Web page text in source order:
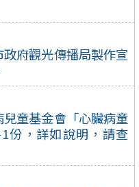
府觀光傳播局製作宣
童基金會「心臟病童
份，詳如說明，請查